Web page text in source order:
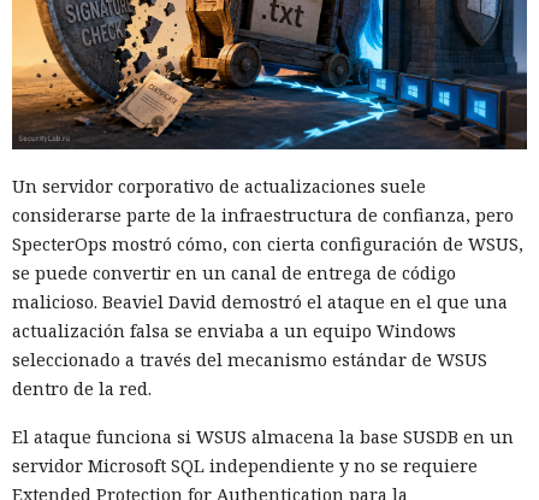
Un servidor corporativo de actualizaciones suele
considerarse parte de la infraestructura de confianza, pero
SpecterOps mostró cómo, con cierta configuración de WSUS,
se puede convertir en un canal de entrega de código
malicioso. Beaviel David demostró el ataque en el que una
actualización falsa se enviaba a un equipo Windows
seleccionado a través del mecanismo estándar de WSUS
dentro de la red.
El ataque funciona si WSUS almacena la base SUSDB en un
servidor Microsoft SQL independiente y no se requiere
Extended Protection for Authentication para la